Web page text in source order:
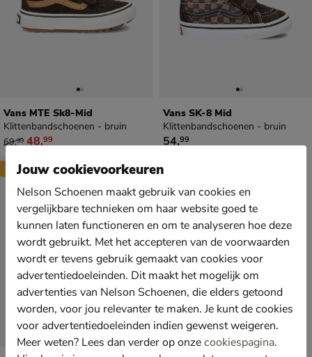
Vans MTE Sk8-Mid
Klittenbandschoenen - bruin
van € 69,99 voor € 48,99
69,99 48,99
Vans SK-8 Mid
Klittenbandschoenen - bruin
€ 54,99
54,99
New
Jouw cookievoorkeuren
Nelson Schoenen maakt gebruik van cookies en
vergelijkbare technieken om haar website goed te
kunnen laten functioneren en om te analyseren hoe deze
wordt gebruikt. Met het accepteren van de voorwaarden
wordt er tevens gebruik gemaakt van cookies voor
advertentiedoeleinden. Dit maakt het mogelijk om
advertenties van Nelson Schoenen, die elders getoond
worden, voor jou relevanter te maken. Je kunt de cookies
voor advertentiedoeleinden indien gewenst weigeren.
Meer weten? Lees dan verder op onzecookiespagina.